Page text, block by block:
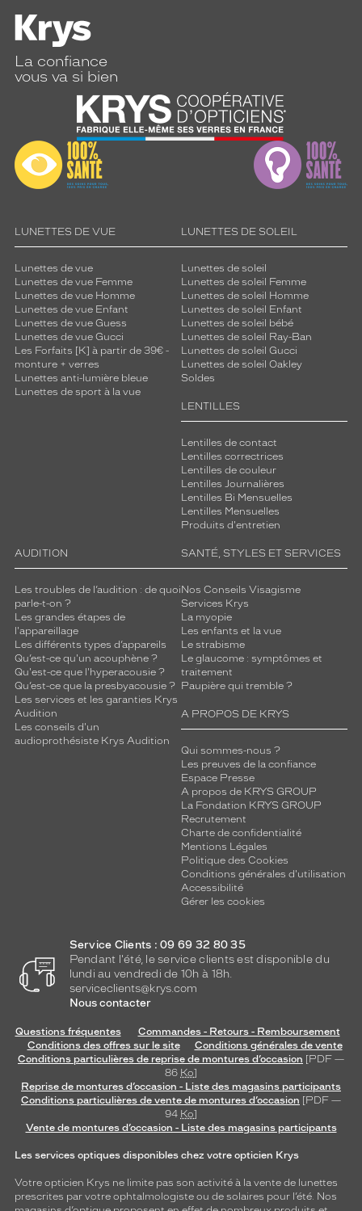
La confiance
vous va si bien
LUNETTES DE VUE
Lunettes de vue
Lunettes de vue Femme
Lunettes de vue Homme
Lunettes de vue Enfant
Lunettes de vue Guess
Lunettes de vue Gucci
Les Forfaits [K] à partir de 39€ -
monture + verres
Lunettes anti-lumière bleue
Lunettes de sport à la vue
LUNETTES DE SOLEIL
Lunettes de soleil
Lunettes de soleil Femme
Lunettes de soleil Homme
Lunettes de soleil Enfant
Lunettes de soleil bébé
Lunettes de soleil Ray-Ban
Lunettes de soleil Gucci
Lunettes de soleil Oakley
Soldes
LENTILLES
Lentilles de contact
Lentilles correctrices
Lentilles de couleur
Lentilles Journalières
Lentilles Bi Mensuelles
Lentilles Mensuelles
Produits d'entretien
AUDITION
Les troubles de l’audition : de quoi
parle-t-on ?
Les grandes étapes de
l'appareillage
Les différents types d’appareils
Qu’est-ce qu'un acouphène ?
Qu'est-ce que l'hyperacousie ?
Qu’est-ce que la presbyacousie ?
Les services et les garanties Krys
Audition
Les conseils d'un
audioprothésiste Krys Audition
SANTÉ, STYLES ET SERVICES
Nos Conseils Visagisme
Services Krys
La myopie
Les enfants et la vue
Le strabisme
Le glaucome : symptômes et
traitement
Paupière qui tremble ?
A PROPOS DE KRYS
Qui sommes-nous ?
Les preuves de la confiance
Espace Presse
A propos de KRYS GROUP
La Fondation KRYS GROUP
Recrutement
Charte de confidentialité
Mentions Légales
Politique des Cookies
Conditions générales d'utilisation
Accessibilité
Gérer les cookies
Service Clients : 09 69 32 80 35
Pendant l'été, le service clients est disponible du
lundi au vendredi de 10h à 18h.
serviceclients@krys.com
Nous contacter
Questions fréquentes
Commandes - Retours - Remboursement
Conditions des offres sur le site
Conditions générales de vente
Conditions particulières de reprise de montures d’occasion [PDF —
86 Ko]
Reprise de montures d’occasion - Liste des magasins participants
Conditions particulières de vente de montures d’occasion [PDF —
94 Ko]
Vente de montures d’occasion - Liste des magasins participants
Les services optiques disponibles chez votre opticien Krys
Votre opticien Krys ne limite pas son activité à la vente de lunettes
prescrites par votre ophtalmologiste ou de solaires pour l’été. Nos